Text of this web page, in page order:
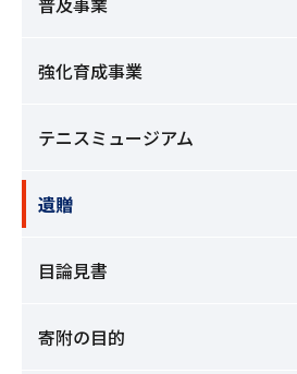
強化育成事業
テニスミュージアム
遺贈
目論見書
寄附の目的